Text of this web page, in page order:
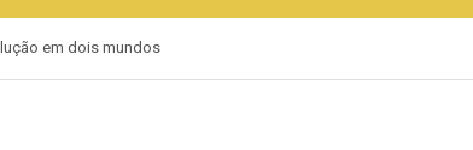
em dois mundos